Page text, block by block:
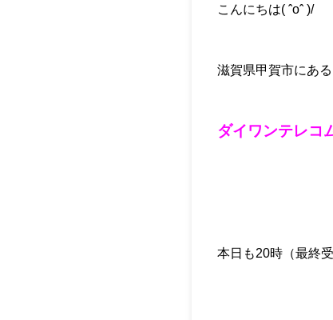
こんにちは( ˆoˆ )/
滋賀県甲賀市にあ
ダイワンテレ
本日も20時（最終